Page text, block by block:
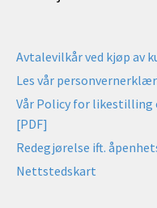
Avtalevilkår ved kjøp av
Les vår
Vår Policy for
[PDF]
Redegjørelse ift.
Nettstedskart